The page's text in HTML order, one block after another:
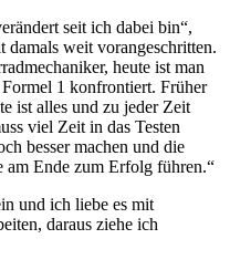
seit ich dabei bin“,
damals weit vorangeschritten.
heute ist man
1 konfrontiert. Früher
ist alles und zu jeder Zeit
viel Zeit in das Testen
besser machen und die
am Ende zum Erfolg führen.“
und ich liebe es mit
daraus ziehe ich